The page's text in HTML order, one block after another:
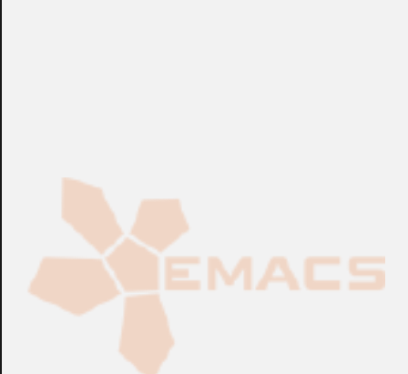
Fabricación Bajo Pedido